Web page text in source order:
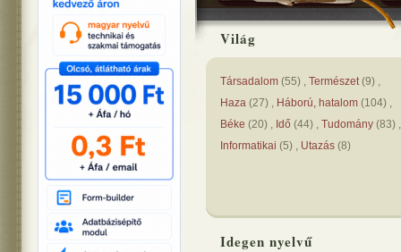
Világ
Társadalom (55) , Természet(9) ,
Haza (27) , Háború, hatalom (104) ,
Béke (20) , Idő (44) , Tudomány (83) ,
Informatikai (5) , Utazás (8)
Idegen nyelvű